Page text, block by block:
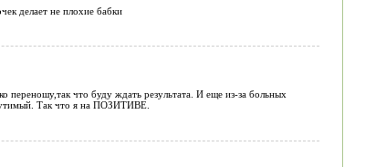
делает не плохие бабки
что буду ждать результата. И еще из-за больных
Так что я на ПОЗИТИВЕ.